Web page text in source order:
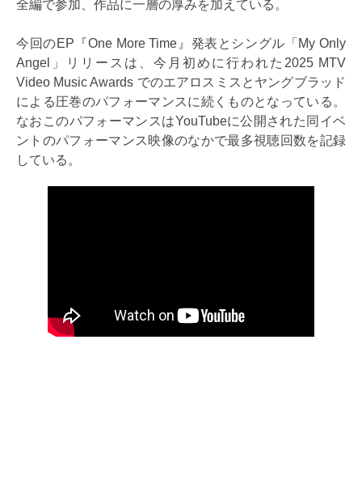
全編で参加、作品に一層の厚みを加えている。
今回のEP『One More Time』発表とシングル「My Only
Angel」リリースは、今月初めに行われた2025 MTV
Video Music Awards でのエアロスミスとヤングブラッド
による圧巻のパフォーマンスに続くものとなっている。
なおこのパフォーマンスはYouTubeに公開された同イベ
ントのパフォーマンス映像のなかで最多視聴回数を記録
している。